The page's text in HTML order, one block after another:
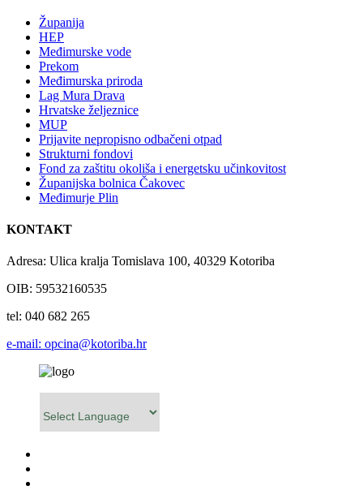
Županija
HEP
Međimurske vode
Prekom
Međimurska priroda
Lag Mura Drava
Hrvatske željeznice
MUP
Prijavite nepropisno odbačeni otpad
Strukturni fondovi
Fond za zaštitu okoliša i energetsku učinkovitost
Županijska bolnica Čakovec
Međimurje Plin
KONTAKT
Adresa: Ulica kralja Tomislava 100, 40329 Kotoriba
OIB: 59532160535
tel: 040 682 265
e-mail: opcina@kotoriba.hr